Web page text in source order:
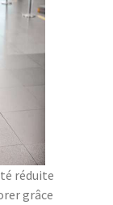
réduite
grâce